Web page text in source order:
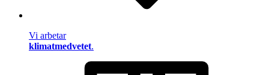
Vi arbetar
klimatmedvetet.